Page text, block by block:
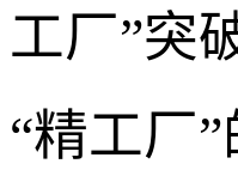
工厂”突
“精工厂